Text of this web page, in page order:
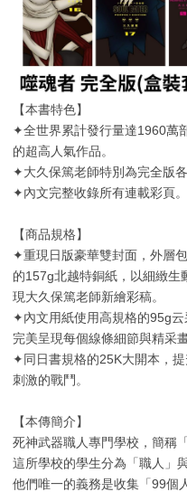
【本書特色】
✦全世界累計發行量達1960萬
的超高人氣作品。
✦大久保篤老師特別為完全版
✦內文完整收錄所有連載彩頁。
【商品規格】
✦重現日版豪華雙封面，外層
的157g北越特銅紙，以細緻生
現大久保篤老師新繪彩稿。
✦內文用紙使用高規格的95g云
完美呈現每個線條細節與精采畫
✦同日書規格的25K大開本，
刺激的戰鬥。
【本傳簡介】
死神武器職人專門學校，簡稱
這所學校的學生分為「職人」
他們唯一的義務是收集「99個